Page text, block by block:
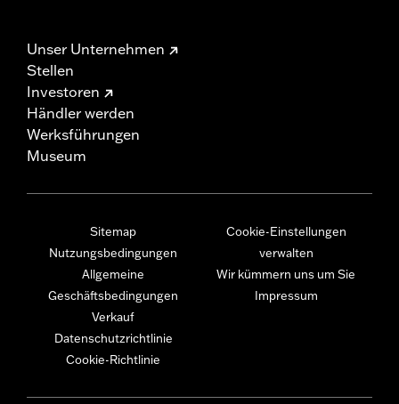
Unser Unternehmen
Stellen
Investoren
Händler werden
Werksführungen
Museum
Sitemap
Nutzungsbedingungen
Allgemeine
Geschäftsbedingungen
Verkauf
Datenschutzrichtlinie
Cookie-Richtlinie
Cookie-Einstellungen
verwalten
Wir kümmern uns um Sie
Impressum